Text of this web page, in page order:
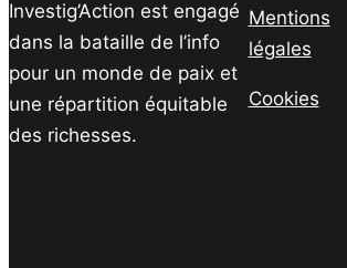
Investig’Action est engagé
dans la bataille de l’info
pour un monde de paix et
une répartition équitable
des richesses.
Mentions
légales
Cookies